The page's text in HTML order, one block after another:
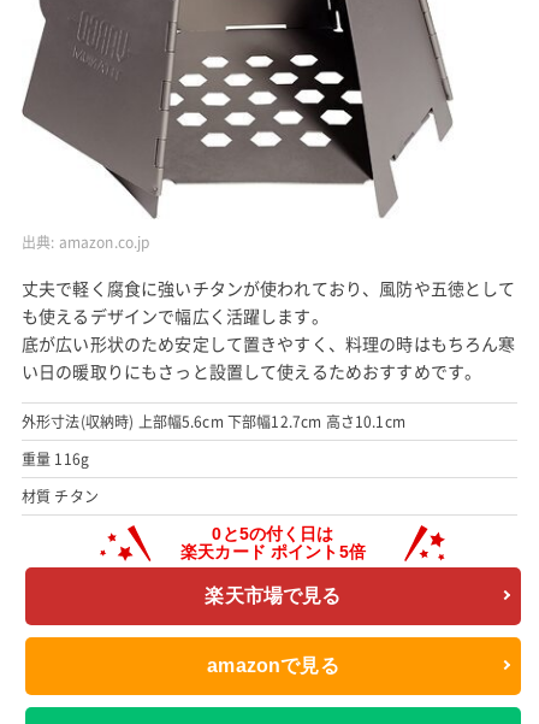
出典: amazon.co.jp
丈夫で軽く腐食に強いチタンが使われており、風防や五徳として
も使えるデザインで幅広く活躍します。
底が広い形状のため安定して置きやすく、料理の時はもちろん寒
い日の暖取りにもさっと設置して使えるためおすすめです。
外形寸法(収納時) 上部幅5.6cm 下部幅12.7cm 高さ10.1cm
重量 116g
材質 チタン
楽天市場で見る
amazonで見る